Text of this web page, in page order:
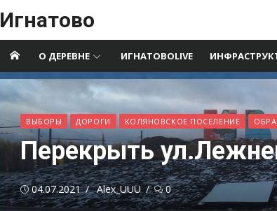
Игнатово
О ДЕРЕВНЕ ИГНАТОВОLIVE
ВЫБОРЫ ДОРОГИ КОЛЯНОВСКОЕ ПОСЕЛЕНИЕ
Перекрыть
Опубликовано
04.07.2021 Автор
Alex_UUU 0